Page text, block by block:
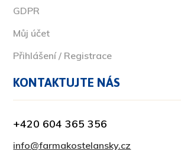
GDPR
Můj účet
Přihlášení / Registrace
KONTAKTUJTE NÁS
+420 604 365 356
info@farmakostelansky.cz